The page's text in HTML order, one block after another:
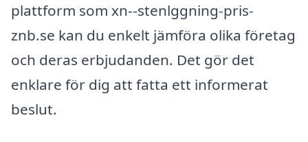
plattform som xn--stenlggning-pris-
znb.se kan du enkelt jämföra olika företag
och deras erbjudanden. Det gör det
enklare för dig att fatta ett informerat
beslut.